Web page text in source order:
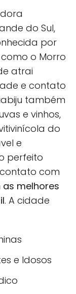
do Sul,
por
o Morro
atrai
e contato
também
e vinhos,
do
e
perfeito
com
as melhores
. A cidade
e Idosos